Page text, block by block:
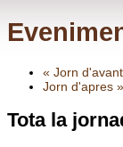
« Jorn d'avant
Jorn d'apres »
Tota la